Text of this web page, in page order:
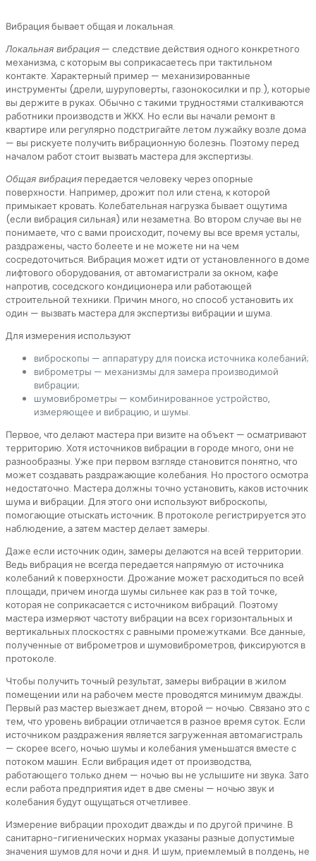
Вибрация бывает общая и локальная.
Локальная вибрация — следствие действия одного конкретного
механизма, с которым вы соприкасаетесь при тактильном
контакте. Характерный пример — механизированные
инструменты (дрели, шуруповерты, газонокосилки и пр.), которые
вы держите в руках. Обычно с такими трудностями сталкиваются
работники производств и ЖКХ. Но если вы начали ремонт в
квартире или регулярно подстригайте летом лужайку возле дома
— вы рискуете получить вибрационную болезнь. Поэтому перед
началом работ стоит вызвать мастера для экспертизы.
Общая вибрация передается человеку через опорные
поверхности. Например, дрожит пол или стена, к которой
примыкает кровать. Колебательная нагрузка бывает ощутима
(если вибрация сильная) или незаметна. Во втором случае вы не
понимаете, что с вами происходит, почему вы все время усталы,
раздражены, часто болеете и не можете ни на чем
сосредоточиться. Вибрация может идти от установленного в доме
лифтового оборудования, от автомагистрали за окном, кафе
напротив, соседского кондиционера или работающей
строительной техники. Причин много, но способ установить их
один — вызвать мастера для экспертизы вибрации и шума.
Для измерения используют
виброскопы — аппаратуру для поиска источника колебаний;
виброметры — механизмы для замера производимой
вибрации;
шумовиброметры — комбинированное устройство,
измеряющее и вибрацию, и шумы.
Первое, что делают мастера при визите на объект — осматривают
территорию. Хотя источников вибрации в городе много, они не
разнообразны. Уже при первом взгляде становится понятно, что
может создавать раздражающие колебания. Но простого осмотра
недостаточно. Мастера должны точно установить, каков источник
шума и вибрации. Для этого они используют виброскопы,
помогающие отыскать источник. В протоколе регистрируется это
наблюдение, а затем мастер делает замеры.
Даже если источник один, замеры делаются на всей территории.
Ведь вибрация не всегда передается напрямую от источника
колебаний к поверхности. Дрожание может расходиться по всей
площади, причем иногда шумы сильнее как раз в той точке,
которая не соприкасается с источником вибраций. Поэтому
мастера измеряют частоту вибрации на всех горизонтальных и
вертикальных плоскостях с равными промежутками. Все данные,
полученные от виброметров и шумовиброметров, фиксируются в
протоколе.
Чтобы получить точный результат, замеры вибрации в жилом
помещении или на рабочем месте проводятся минимум дважды.
Первый раз мастер выезжает днем, второй — ночью. Связано это с
тем, что уровень вибрации отличается в разное время суток. Если
источником раздражения является загруженная автомагистраль
— скорее всего, ночью шумы и колебания уменьшатся вместе с
потоком машин. Если вибрация идет от производства,
работающего только днем — ночью вы не услышите ни звука. Зато
если работа предприятия идет в две смены — ночью звук и
колебания будут ощущаться отчетливее.
Измерение вибрации проходит дважды и по другой причине. В
санитарно-гигиенических нормах указаны разные допустимые
значения шумов для ночи и дня. И шум, приемлемый в полдень, не